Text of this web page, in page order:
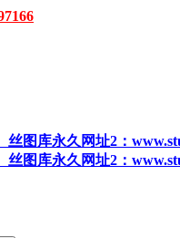
丝图库永久网址2：
丝图库永久网址2：